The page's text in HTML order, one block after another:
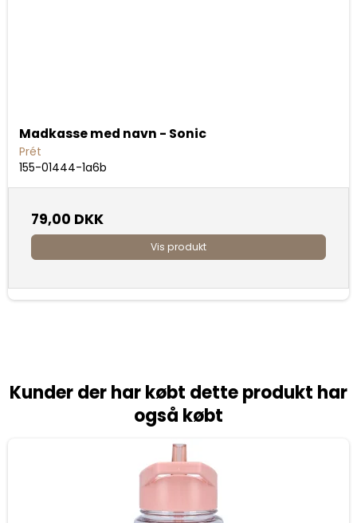
Madkasse med navn - Sonic
Prét
155-01444-1a6b
79,00 DKK
Vis produkt
Kunder der har købt dette produkt har
også købt